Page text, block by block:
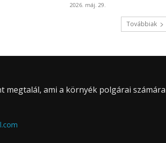
2026. máj. 29.
Továbbiak
ami a környék polgárai